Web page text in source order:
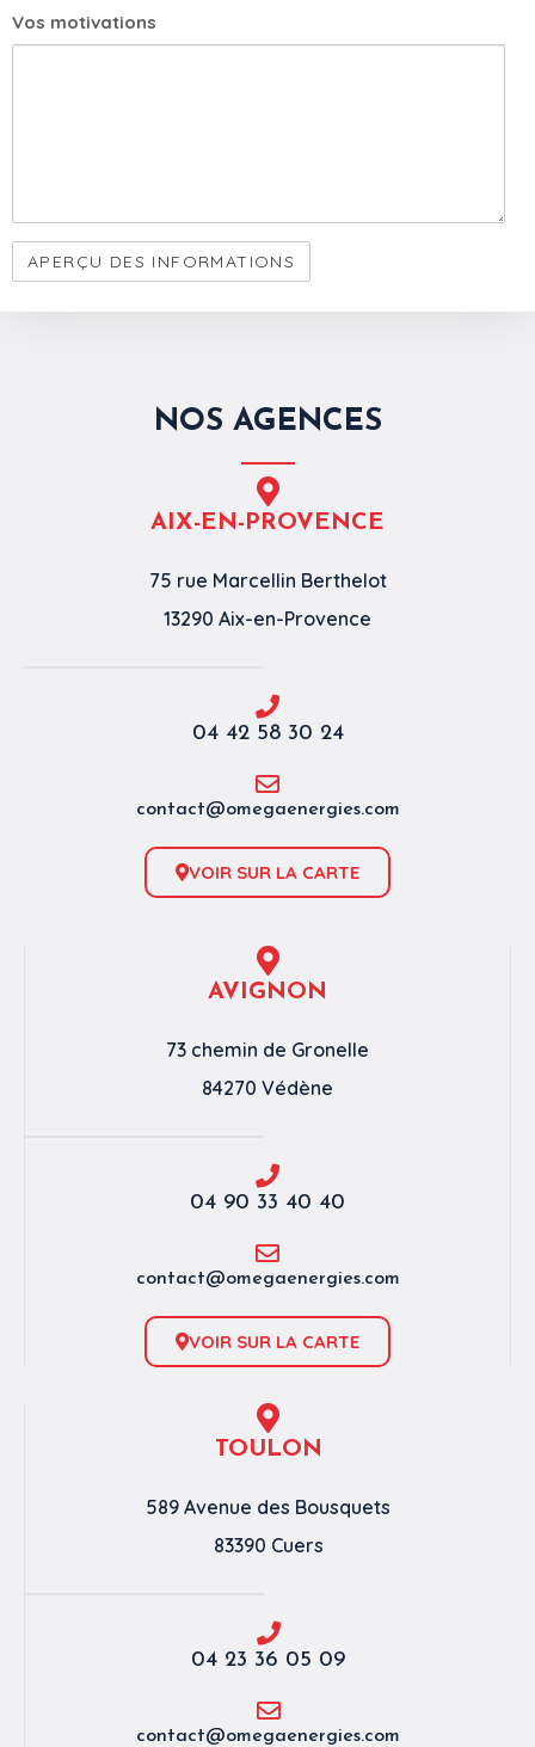
Vos motivations
NOS AGENCES
AIX-EN-PROVENCE
75 rue Marcellin Berthelot
13290 Aix-en-Provence
04 42 58 30 24
contact@omegaenergies.com
VOIR SUR LA CARTE
AVIGNON
73 chemin de Gronelle
84270 Védène
04 90 33 40 40
contact@omegaenergies.com
VOIR SUR LA CARTE
TOULON
589 Avenue des Bousquets
83390 Cuers
04 23 36 05 09
contact@omegaenergies.com